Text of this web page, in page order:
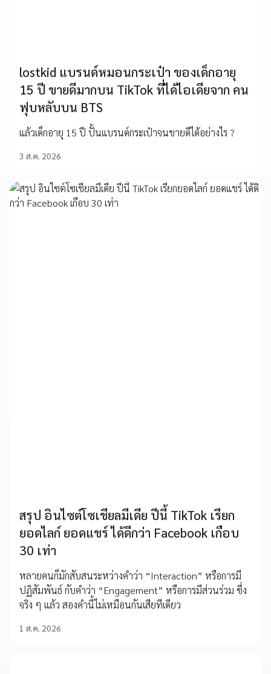
lostkid แบรนด์หมอนกระเป๋า ของเด็กอายุ
15 ปี ขายดีมากบน TikTok ที่ได้ไอเดียจาก คน
ฟุบหลับบน BTS
แล้วเด็กอายุ 15 ปี ปั้นแบรนด์กระเป๋าจนขายดีได้อย่างไร ?
3 ส.ค. 2026
สรุป อินไซต์โซเชียลมีเดีย ปีนี้ TikTok เรียก
ยอดไลก์ ยอดแชร์ ได้ดีกว่า Facebook เกือบ
30 เท่า
หลายคนก็มักสับสนระหว่างคำว่า “Interaction” หรือการมี
ปฏิสัมพันธ์ กับคำว่า “Engagement” หรือการมีส่วนร่วม ซึ่ง
จริง ๆ แล้ว สองคำนี้ไม่เหมือนกันเสียทีเดียว
1 ส.ค. 2026